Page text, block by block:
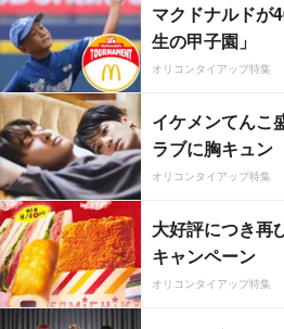
マクドナルドが
生の甲子園」
オリコンタイアップ特集
イケメンてんこ
ラブに胸キュン
オリコンタイアップ特集
大好評につき再
キャンペーン
オリコンタイアップ特集